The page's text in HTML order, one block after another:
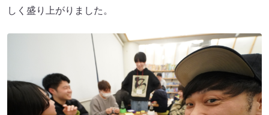
しく盛り上がりました。